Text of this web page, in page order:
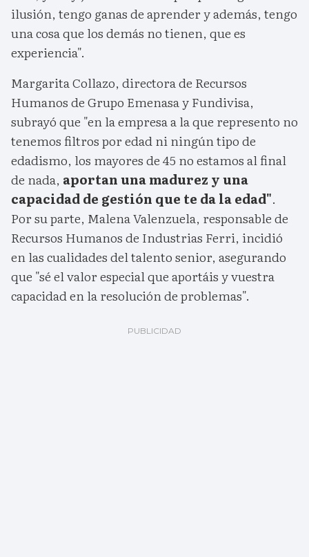
ilusión, tengo ganas de aprender y además, tengo
una cosa que los demás no tienen, que es
experiencia".
Margarita Collazo, directora de Recursos
Humanos de Grupo Emenasa y Fundivisa,
subrayó que "en la empresa a la que represento no
tenemos filtros por edad ni ningún tipo de
edadismo, los mayores de 45 no estamos al final
de nada, aportan una madurez y una
capacidad de gestión que te da la edad".
Por su parte, Malena Valenzuela, responsable de
Recursos Humanos de Industrias Ferri, incidió
en las cualidades del talento senior, asegurando
que "sé el valor especial que aportáis y vuestra
capacidad en la resolución de problemas".